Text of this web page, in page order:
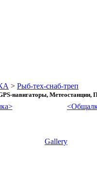
> Рыб-тех-снаб-треп
навигаторы, Метеостанции,
Gallery